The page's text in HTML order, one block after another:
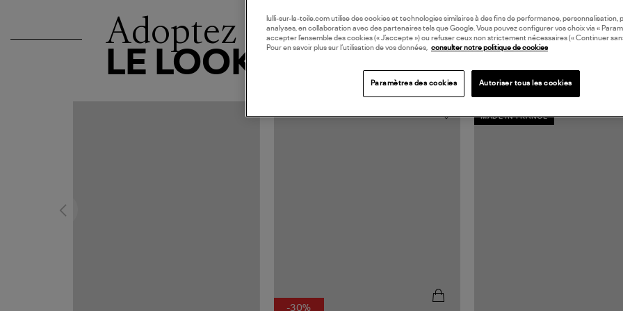
Adoptez
LE LOOK
-30%
MADE IN FRANCE
lulli-sur-la-toile.com utilise des cookies et technologies similaires à des fins de performance, personnalisation,
analyses, en collaboration avec des partenaires tels que Google. Vous pouvez configurer vos choix via «
accepter l’ensemble des cookies (« J’accepte ») ou refuser ceux non strictement nécessaires (« Continuer
Pour en savoir plus sur l’utilisation de vos données, consulter notre politique de cookies
Paramètres des cookies Autoriser tous les cookies